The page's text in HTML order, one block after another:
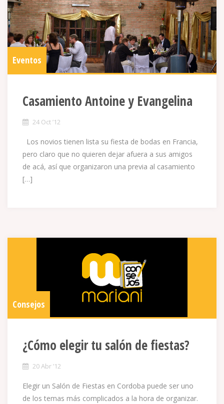
Eventos
Casamiento Antoine y Evangelina
24 Oct ’12
Los novios tienen lista su fiesta de bodas en Francia,
pero claro que no quieren dejar afuera a sus amigos
de acá, así que organizaron una previa al casamiento
[…]
Consejos
¿Cómo elegir tu salón de fiestas?
20 Abr ’12
Elegir un Salón de Fiestas en Cordoba puede ser uno
de los temas más complicados a la hora de organizar.